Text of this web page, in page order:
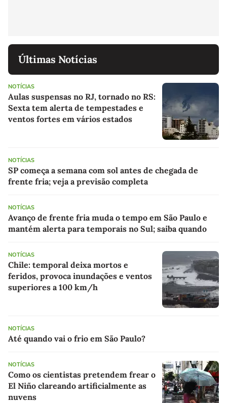
Últimas Notícias
NOTÍCIAS
Aulas suspensas no RJ, tornado no RS:
Sexta tem alerta de tempestades e
ventos fortes em vários estados
NOTÍCIAS
SP começa a semana com sol antes de chegada de
frente fria; veja a previsão completa
NOTÍCIAS
Avanço de frente fria muda o tempo em São Paulo e
mantém alerta para temporais no Sul; saiba quando
NOTÍCIAS
Chile: temporal deixa mortos e
feridos, provoca inundações e ventos
superiores a 100 km/h
NOTÍCIAS
Até quando vai o frio em São Paulo?
NOTÍCIAS
Como os cientistas pretendem frear o
El Niño clareando artificialmente as
nuvens